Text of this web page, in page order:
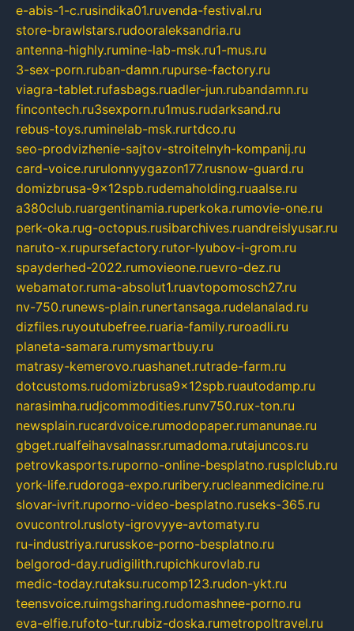
e-abis-1-c.rusindika01.ruvenda-festival.ru
store-brawlstars.rudooraleksandria.ru
antenna-highly.rumine-lab-msk.ru1-mus.ru
3-sex-porn.ruban-damn.rupurse-factory.ru
viagra-tablet.rufasbags.ruadler-jun.rubandamn.ru
fincontech.ru3sexporn.ru1mus.rudarksand.ru
rebus-toys.ruminelab-msk.rurtdco.ru
seo-prodvizhenie-sajtov-stroitelnyh-kompanij.ru
card-voice.rurulonnyygazon177.rusnow-guard.ru
domizbrusa-9x12spb.rudemaholding.ruaalse.ru
a380club.ruargentinamia.ruperkoka.rumovie-one.ru
perk-oka.rug-octopus.rusibarchives.ruandreislyusar.ru
naruto-x.rupursefactory.rutor-lyubov-i-grom.ru
spayderhed-2022.rumovieone.ruevro-dez.ru
webamator.ruma-absolut1.ruavtopomosch27.ru
nv-750.runews-plain.runertansaga.rudelanalad.ru
dizfiles.ruyoutubefree.ruaria-family.ruroadli.ru
planeta-samara.rumysmartbuy.ru
matrasy-kemerovo.ruashanet.rutrade-farm.ru
dotcustoms.rudomizbrusa9x12spb.ruautodamp.ru
narasimha.rudjcommodities.runv750.rux-ton.ru
newsplain.rucardvoice.rumodopaper.rumanunae.ru
gbget.rualfeihavsalnassr.rumadoma.rutajuncos.ru
petrovkasports.ruporno-online-besplatno.rusplclub.ru
york-life.rudoroga-expo.ruribery.rucleanmedicine.ru
slovar-ivrit.ruporno-video-besplatno.ruseks-365.ru
ovucontrol.rusloty-igrovyye-avtomaty.ru
ru-industriya.rurusskoe-porno-besplatno.ru
belgorod-day.rudigilith.rupichkurovlab.ru
medic-today.rutaksu.rucomp123.rudon-ykt.ru
teensvoice.ruimgsharing.rudomashnee-porno.ru
eva-elfie.rufoto-tur.rubiz-doska.rumetropoltravel.ru